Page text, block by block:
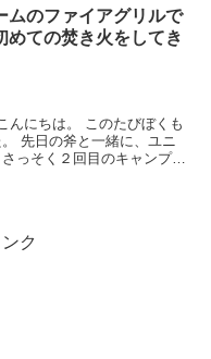
ムのファイアグリルで
めての焚き火をしてき
んにちは。 このたびぼくも
先日の斧と一緒に、ユニ
っそく２回目のキャンプで
ク